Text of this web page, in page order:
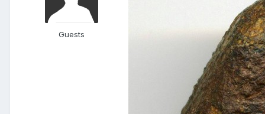
Guests